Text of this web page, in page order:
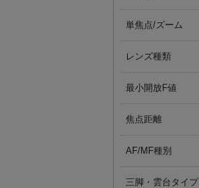
単焦点/ズーム
レンズ種類
最小開放F値
焦点距離
AF/MF種別
三脚・雲台タイプ